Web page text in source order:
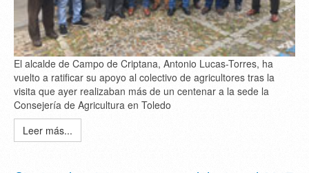
El alcalde de Campo de Criptana, Antonio Lucas-Torres, ha
vuelto a ratificar su apoyo al colectivo de agricultores tras la
visita que ayer realizaban más de un centenar a la sede la
Consejería de Agricultura en Toledo
Leer más...